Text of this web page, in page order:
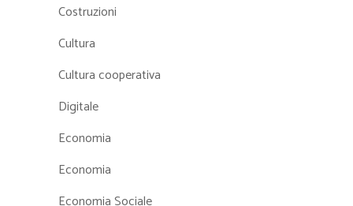
Costruzioni
Cultura
Cultura cooperativa
Digitale
Economia
Economia
Economia Sociale